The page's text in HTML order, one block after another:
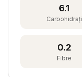
6.1
Carbohidrați
0.2
Fibre